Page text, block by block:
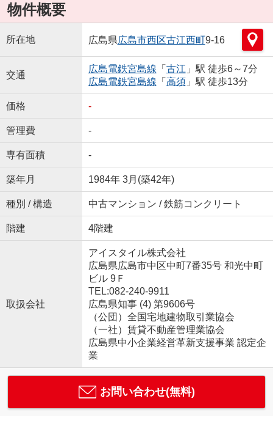
物件概要
所在地 広島県広島市西区古江西町9-16
交通
広島電鉄宮島線 「 古江 」駅 徒歩6～7分
広島電鉄宮島線 「 高須」駅 徒歩13分
価格 -
管理費 -
専有面積 -
築年月 1984年 3月(築42年)
種別 / 構造 中古マンション / 鉄筋コンクリート
階建 4階建
取扱会社
アイスタイル株式会社
広島県広島市中区中町7番35号 和光中町
ビル 9Ｆ
TEL:082-240-9911
広島県知事 (4) 第9606号
（公団）全国宅地建物取引業協会
（一社）賃貸不動産管理業協会
広島県中小企業経営革新支援事業 認定企
業
お問い合わせ(無料)